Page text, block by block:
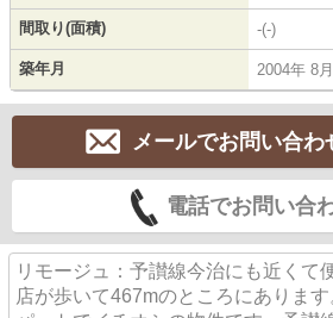
間取り(面積) -(-)
築年月 2004年 8
メールでお問い合わ
電話でお問い合
リモージュ：予讃線今治にも近くて
店が歩いて467mのところにありま